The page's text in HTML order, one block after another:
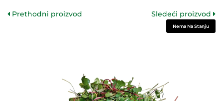
Prethodni proizvod Sledeći proizvod
Nema Na Stanju